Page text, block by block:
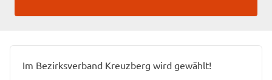
Im Bezirksverband Kreuzberg wird gewählt!